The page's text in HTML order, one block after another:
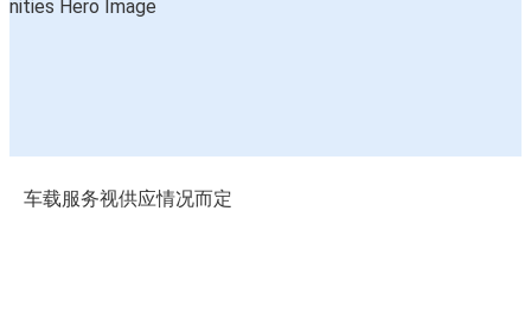
车载服务视供应情况而定